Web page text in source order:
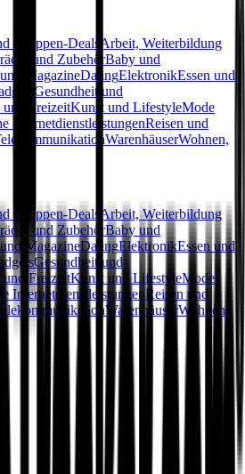
Gruppen-Deals Arbeit, Weiterbildung
und ZubehörBaby und
MagazineDatingElektronikEssen und
Gesundheit und
FreizeitKunst und LifestyleMode
InternetdienstleistungenReisen und
WarenhäuserWohnen,
Gruppen-Deals Arbeit, Weiterbildung
und ZubehörBaby und
MagazineDatingElektronikEssen und
Gesundheit und
FreizeitKunst und LifestyleMode
InternetdienstleistungenReisen und
WarenhäuserWohnen,